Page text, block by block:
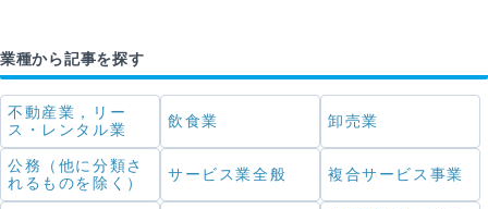
業種から記事を探す
不動産業，リー
ス・レンタル業
飲食業 卸売業
公務（他に分類さ
れるものを除く）
サービス業全般 複合サービス事業